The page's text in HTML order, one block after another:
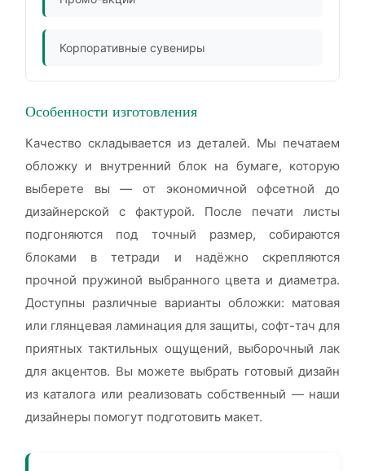
Корпоративные сувениры
Особенности изготовления
Качество складывается из деталей. Мы печатаем
обложку и внутренний блок на бумаге, которую
выберете вы — от экономичной офсетной до
дизайнерской с фактурой. После печати листы
подгоняются под точный размер, собираются
блоками в тетради и надёжно скрепляются
прочной пружиной выбранного цвета и диаметра.
Доступны различные варианты обложки: матовая
или глянцевая ламинация для защиты, софт-тач для
приятных тактильных ощущений, выборочный лак
для акцентов. Вы можете выбрать готовый дизайн
из каталога или реализовать собственный — наши
дизайнеры помогут подготовить макет.